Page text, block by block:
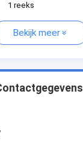
1 reeks
Bekijk meer